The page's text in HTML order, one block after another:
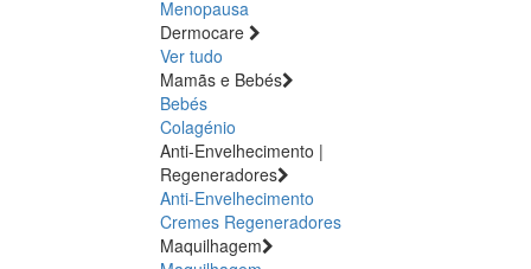
Menopausa
Dermocare
Ver tudo
Mamãs e Bebés
Bebés
Colagénio
Anti-Envelhecimento |
Regeneradores
Anti-Envelhecimento
Cremes Regeneradores
Maquilhagem